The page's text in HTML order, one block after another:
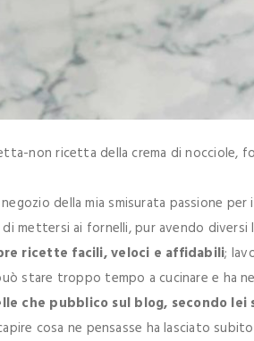
non ricetta della crema di nocciole,
della mia smisurata passione per
mettersi ai fornelli, pur avendo diversi
ricette facili, veloci e affidabili;
stare troppo tempo a cucinare e ha
che pubblico sul blog, secondo lei
cosa ne pensasse ha lasciato